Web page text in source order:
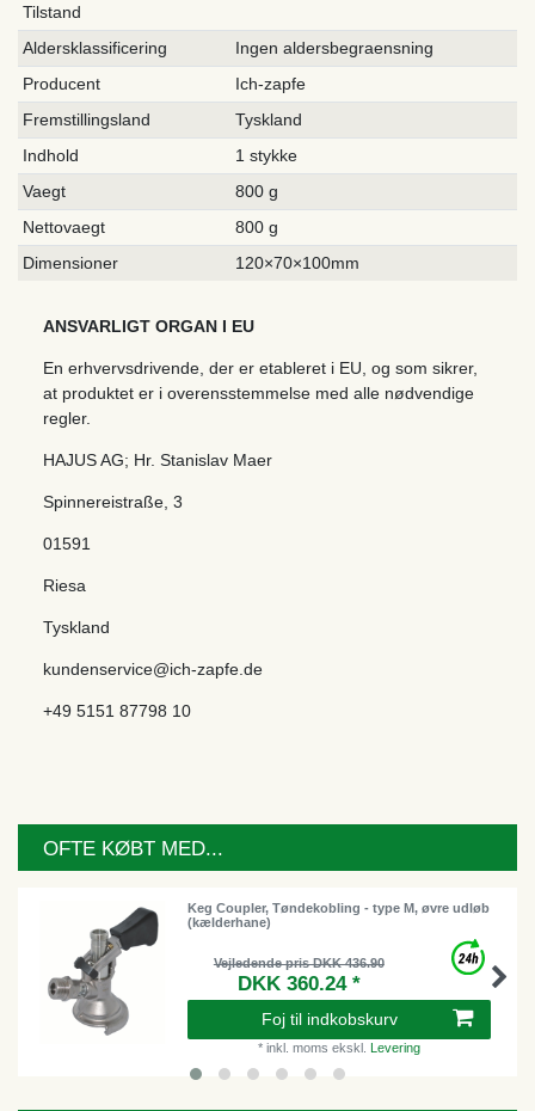
Tilstand
Aldersklassificering
Ingen aldersbegraensning
Producent
Ich-zapfe
Fremstillingsland
Tyskland
Indhold
1 stykke
Vaegt
800 g
Nettovaegt
800 g
Dimensioner
120×70×100mm
ANSVARLIGT ORGAN I EU
En erhvervsdrivende, der er etableret i EU, og som sikrer,
at produktet er i overensstemmelse med alle nødvendige
regler.
HAJUS AG; Hr. Stanislav Maer
Spinnereistraße 3
01591
Riesa
Tyskland
kundenservice@ich-zapfe.de
+49 5151 87798 10
OFTE KØBT MED...
Keg Coupler, Tøndekobling - type M, øvre udløb
(kælderhane)
Vejledende pris DKK 436.90
DKK 360.24 *
Foj til indkobskurv
* inkl. moms ekskl. Levering